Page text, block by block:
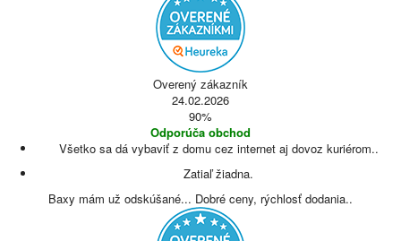
Overený zákazník
24.02.2026
90%
Odporúča obchod
Všetko sa dá vybaviť z domu cez internet aj dovoz kuriérom..
Zatiaľ žiadna.
Baxy mám už odskúšané... Dobré ceny, rýchlosť dodania..